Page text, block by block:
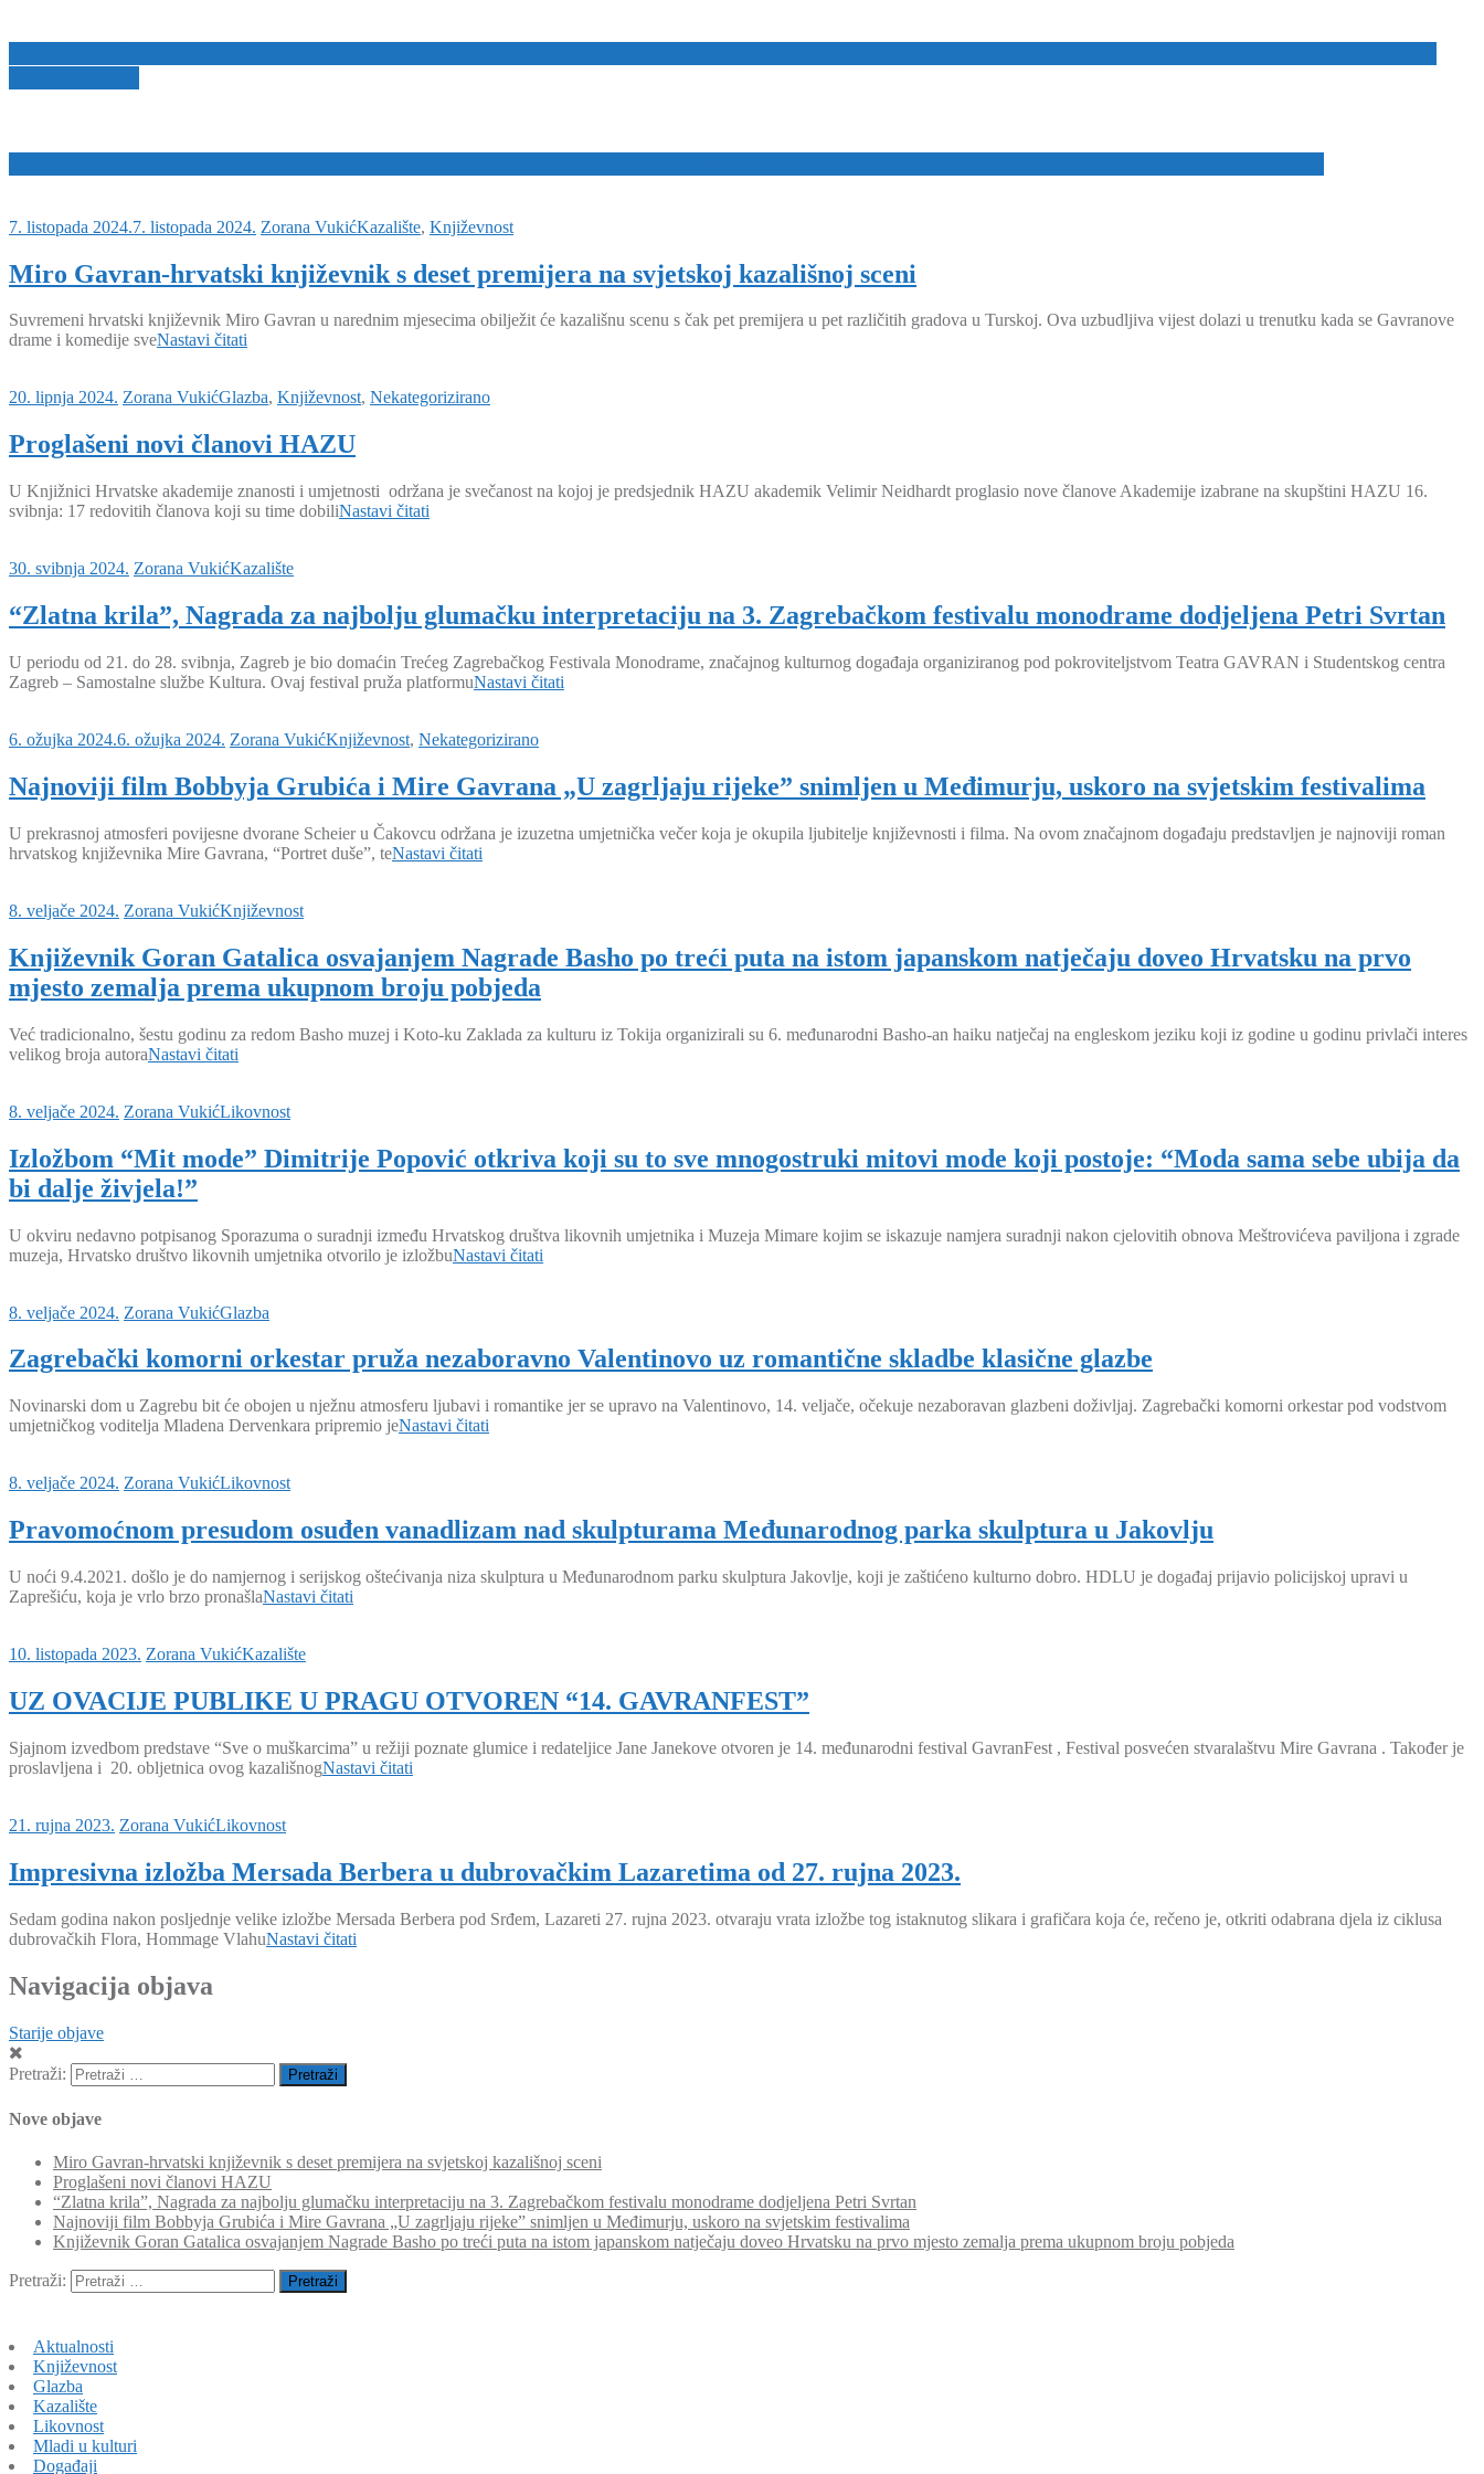
7. listopada 2024.7. listopada 2024. Zorana VukićKazalište, Književnost
Miro Gavran-hrvatski književnik s deset premijera na svjetskoj kazališnoj sceni
Suvremeni hrvatski književnik Miro Gavran u narednim mjesecima obilježit će kazališnu scenu s čak pet premijera u pet različitih gradova u Turskoj. Ova uzbudljiva vijest dolazi u trenutku kada se Gavranove
drame i komedije sveNastavi čitati
20. lipnja 2024. Zorana VukićGlazba, Književnost, Nekategorizirano
Proglašeni novi članovi HAZU
U Knjižnici Hrvatske akademije znanosti i umjetnosti održana je svečanost na kojoj je predsjednik HAZU akademik Velimir Neidhardt proglasio nove članove Akademije izabrane na skupštini HAZU 16.
svibnja: 17 redovitih članova koji su time dobiliNastavi čitati
30. svibnja 2024. Zorana VukićKazalište
“Zlatna krila”, Nagrada za najbolju glumačku interpretaciju na 3. Zagrebačkom festivalu monodrame dodjeljena Petri Svrtan
U periodu od 21. do 28. svibnja, Zagreb je bio domaćin Trećeg Zagrebačkog Festivala Monodrame, značajnog kulturnog događaja organiziranog pod pokroviteljstvom Teatra GAVRAN i Studentskog centra
Zagreb – Samostalne službe Kultura. Ovaj festival pruža platformuNastavi čitati
6. ožujka 2024.6. ožujka 2024. Zorana VukićKnjiževnost, Nekategorizirano
Najnoviji film Bobbyja Grubića i Mire Gavrana „U zagrljaju rijeke” snimljen u Međimurju, uskoro na svjetskim festivalima
U prekrasnoj atmosferi povijesne dvorane Scheier u Čakovcu održana je izuzetna umjetnička večer koja je okupila ljubitelje književnosti i filma. Na ovom značajnom događaju predstavljen je najnoviji roman
hrvatskog književnika Mire Gavrana, “Portret duše”, teNastavi čitati
8. veljače 2024. Zorana VukićKnjiževnost
Književnik Goran Gatalica osvajanjem Nagrade Basho po treći puta na istom japanskom natječaju doveo Hrvatsku na prvo
mjesto zemalja prema ukupnom broju pobjeda
Već tradicionalno, šestu godinu za redom Basho muzej i Koto-ku Zaklada za kulturu iz Tokija organizirali su 6. međunarodni Basho-an haiku natječaj na engleskom jeziku koji iz godine u godinu privlači interes
velikog broja autoraNastavi čitati
8. veljače 2024. Zorana VukićLikovnost
Izložbom “Mit mode” Dimitrije Popović otkriva koji su to sve mnogostruki mitovi mode koji postoje: “Moda sama sebe ubija da
bi dalje živjela!”
U okviru nedavno potpisanog Sporazuma o suradnji između Hrvatskog društva likovnih umjetnika i Muzeja Mimare kojim se iskazuje namjera suradnji nakon cjelovitih obnova Meštrovićeva paviljona i zgrade
muzeja, Hrvatsko društvo likovnih umjetnika otvorilo je izložbuNastavi čitati
8. veljače 2024. Zorana VukićGlazba
Zagrebački komorni orkestar pruža nezaboravno Valentinovo uz romantične skladbe klasične glazbe
Novinarski dom u Zagrebu bit će obojen u nježnu atmosferu ljubavi i romantike jer se upravo na Valentinovo, 14. veljače, očekuje nezaboravan glazbeni doživljaj. Zagrebački komorni orkestar pod vodstvom
umjetničkog voditelja Mladena Dervenkara pripremio jeNastavi čitati
8. veljače 2024. Zorana VukićLikovnost
Pravomoćnom presudom osuđen vanadlizam nad skulpturama Međunarodnog parka skulptura u Jakovlju
U noći 9.4.2021. došlo je do namjernog i serijskog oštećivanja niza skulptura u Međunarodnom parku skulptura Jakovlje, koji je zaštićeno kulturno dobro. HDLU je događaj prijavio policijskoj upravi u
Zaprešiću, koja je vrlo brzo pronašlaNastavi čitati
10. listopada 2023. Zorana VukićKazalište
UZ OVACIJE PUBLIKE U PRAGU OTVOREN “14. GAVRANFEST”
Sjajnom izvedbom predstave “Sve o muškarcima” u režiji poznate glumice i redateljice Jane Janekove otvoren je 14. međunarodni festival GavranFest , Festival posvećen stvaralaštvu Mire Gavrana . Također je
proslavljena i 20. obljetnica ovog kazališnogNastavi čitati
21. rujna 2023. Zorana VukićLikovnost
Impresivna izložba Mersada Berbera u dubrovačkim Lazaretima od 27. rujna 2023.
Sedam godina nakon posljednje velike izložbe Mersada Berbera pod Srđem, Lazareti 27. rujna 2023. otvaraju vrata izložbe tog istaknutog slikara i grafičara koja će, rečeno je, otkriti odabrana djela iz ciklusa
dubrovačkih Flora, Hommage VlahuNastavi čitati
Navigacija objava
Starije objave
Pretraži:
Nove objave
Miro Gavran-hrvatski književnik s deset premijera na svjetskoj kazališnoj sceni
Proglašeni novi članovi HAZU
“Zlatna krila”, Nagrada za najbolju glumačku interpretaciju na 3. Zagrebačkom festivalu monodrame dodjeljena Petri Svrtan
Najnoviji film Bobbyja Grubića i Mire Gavrana „U zagrljaju rijeke” snimljen u Međimurju, uskoro na svjetskim festivalima
Književnik Goran Gatalica osvajanjem Nagrade Basho po treći puta na istom japanskom natječaju doveo Hrvatsku na prvo mjesto zemalja prema ukupnom broju pobjeda
Pretraži:
Aktualnosti
Književnost
Glazba
Kazalište
Likovnost
Mladi u kulturi
Događaji